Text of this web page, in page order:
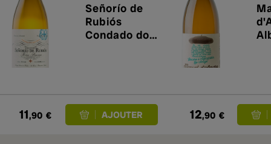
Señorío de
Rubiós
Condado do
11,90 € 12,90 €